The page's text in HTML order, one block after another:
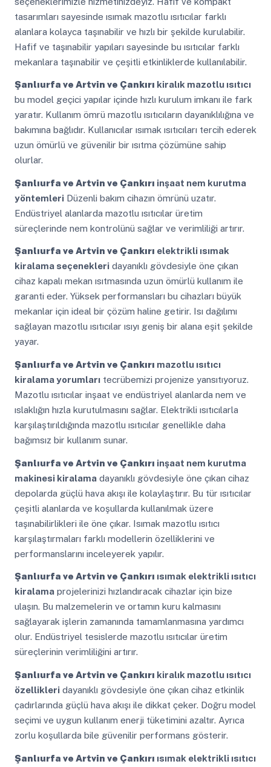
tasarımları sayesinde ısımak mazotlu ısıtıcılar farklı
alanlara kolayca taşınabilir ve hızlı bir şekilde kurulabilir.
Hafif ve taşınabilir yapıları sayesinde bu ısıtıcılar farklı
mekanlara taşınabilir ve çeşitli etkinliklerde kullanılabilir.
Şanlıurfa ve Artvin ve Çankırı kiralık mazotlu ısıtıcı
bu model geçici yapılar içinde hızlı kurulum imkanı ile fark
yaratır. Kullanım ömrü mazotlu ısıtıcıların dayanıklılığına ve
bakımına bağlıdır. Kullanıcılar ısımak ısıtıcıları tercih ederek
uzun ömürlü ve güvenilir bir ısıtma çözümüne sahip
olurlar.
Şanlıurfa ve Artvin ve Çankırı inşaat nem kurutma
yöntemleriDüzenli bakım cihazın ömrünü uzatır.
Endüstriyel alanlarda mazotlu ısıtıcılar üretim
süreçlerinde nem kontrolünü sağlar ve verimliliği artırır.
Şanlıurfa ve Artvin ve Çankırı elektrikli ısımak
kiralama seçenekleridayanıklı gövdesiyle öne çıkan
cihaz kapalı mekan ısıtmasında uzun ömürlü kullanım ile
garanti eder. Yüksek performansları bu cihazları büyük
mekanlar için ideal bir çözüm haline getirir. Isı dağılımı
sağlayan mazotlu ısıtıcılar ısıyı geniş bir alana eşit şekilde
yayar.
Şanlıurfa ve Artvin ve Çankırı mazotlu ısıtıcı
kiralama yorumlarıtecrübemizi projenize yansıtıyoruz.
Mazotlu ısıtıcılar inşaat ve endüstriyel alanlarda nem ve
ıslaklığın hızla kurutulmasını sağlar. Elektrikli ısıtıcılarla
karşılaştırıldığında mazotlu ısıtıcılar genellikle daha
bağımsız bir kullanım sunar.
Şanlıurfa ve Artvin ve Çankırı inşaat nem kurutma
makinesi kiralamadayanıklı gövdesiyle öne çıkan cihaz
depolarda güçlü hava akışı ile kolaylaştırır. Bu tür ısıtıcılar
çeşitli alanlarda ve koşullarda kullanılmak üzere
taşınabilirlikleri ile öne çıkar. Isımak mazotlu ısıtıcı
karşılaştırmaları farklı modellerin özelliklerini ve
performanslarını inceleyerek yapılır.
Şanlıurfa ve Artvin ve Çankırı ısımak elektrikli ısıtıcı
kiralamaprojelerinizi hızlandıracak cihazlar için bize
ulaşın. Bu malzemelerin ve ortamın kuru kalmasını
sağlayarak işlerin zamanında tamamlanmasına yardımcı
olur. Endüstriyel tesislerde mazotlu ısıtıcılar üretim
süreçlerinin verimliliğini artırır.
Şanlıurfa ve Artvin ve Çankırı kiralık mazotlu ısıtıcı
özellikleridayanıklı gövdesiyle öne çıkan cihaz etkinlik
çadırlarında güçlü hava akışı ile dikkat çeker. Doğru model
seçimi ve uygun kullanım enerji tüketimini azaltır. Ayrıca
zorlu koşullarda bile güvenilir performans gösterir.
Şanlıurfa ve Artvin ve Çankırı ısımak elektrikli ısıtıcı